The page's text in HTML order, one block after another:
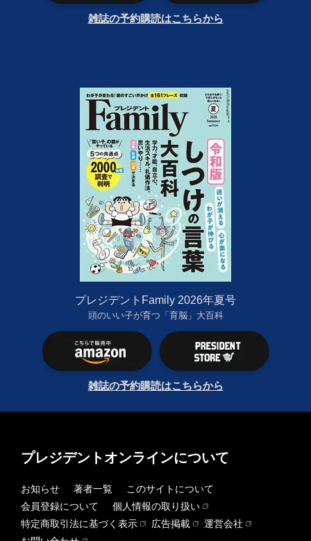
雑誌の予約購読はこちらから
プレジデントFamily 2026年夏号
頭のいい子が育つ「育脳」大百科
雑誌の予約購読はこちらから
プレジデントオンラインについて
お知らせ 著者一覧
このサイトについて
会員登録について
個人情報の取り扱い
特定商取引法に基づく表示
広告掲載
運営会社